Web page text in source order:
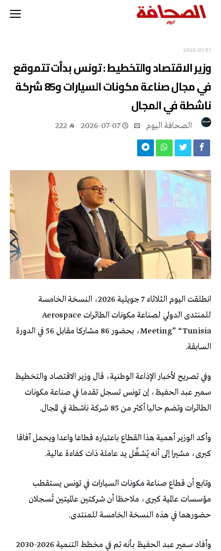
2026-07-07
وزير الاقتصاد والتخطيط : تونس بدأت تتموقع
في مجال صناعة مكونات السيارات و85 شركة
ناشطة في المجال
2026-07-07
222
انطلقت اليوم الثلاثاء 7 جويلية 2026، النسخة الخامسة
للمنتدى الدولي لصناعة مكونات الطائرات Aerospace
Meeting” “Tunisia، بحضور 86 مشاركا مقابل 56 في الدورة
السابقة.
وفي تصريح لأخبار الإذاعة الوطنية، قال وزير الاقتصاد والتخطيط
سمير عبد الحفيظ، إن تونس تسجل تقدما في صناعة مكونات
الطائرات وتضم حاليا أكثر من 85 شركة ناشطة في المجال.
وأكد الوزير أهمية هذا القطاع باعتباره قطاعا واعدا ويحمل آفاقا
كبرى، مشيرا إلى أنه يُشغِّل يد عاملة ذات كفاءة عالية.
وتابع أن قطاع صناعة مكونات السيارات في تونس يستقطب
مؤسسات عالمية كبرى، ملاحظا أن شركتين عالميتين تُسجلان
حضورهما في هذه النسخة الخامسة للمنتدى.
وأفاد سمير عبد الحفيظ بأنه تم في مخطط التنمية 2026-2030